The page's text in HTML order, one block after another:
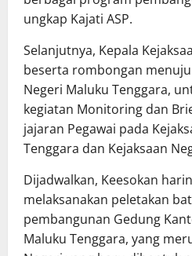
ungkap Kajati ASP.
Selanjutnya, Kepala
beserta rombongan
Negeri Maluku Tenggara,
kegiatan Monitoring dan
jajaran Pegawai pada
Tenggara dan Kejaksaan
Dijadwalkan, Keesokan
melaksanakan peletakan
pembangunan Gedung
Maluku Tenggara, yang